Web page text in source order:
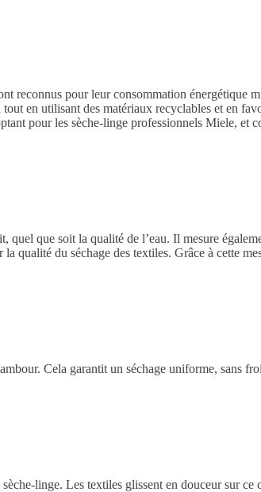
reconnus pour leur consommation énergétique
en utilisant des matériaux recyclables et en
pour les sèche-linge professionnels Miele, et
quel que soit la qualité de l’eau. Il mesure
qualité du séchage des textiles. Grâce à cette
Cela garantit un séchage uniforme, sans
linge. Les textiles glissent en douceur sur ce